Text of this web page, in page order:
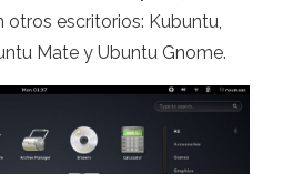
escritorios: Kubuntu,
Mate y Ubuntu Gnome.